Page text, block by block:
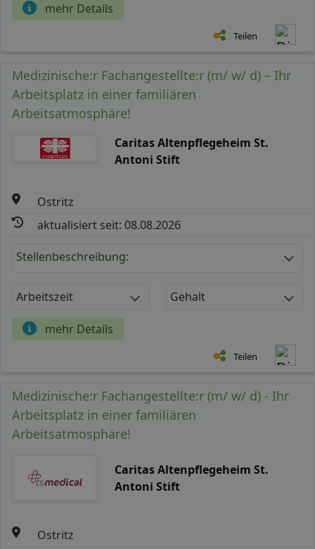
mehr Details
Teilen
Medizinische:r Fachangestellte:r (m/ w/ d) – Ihr
Arbeitsplatz in einer familiären
Arbeitsatmosphäre!
Caritas Altenpflegeheim St.
Antoni Stift
Ostritz
aktualisiert seit: 08.08.2026
Stellenbeschreibung:
Arbeitszeit Gehalt
mehr Details
Teilen
Medizinische:r Fachangestellte:r (m/ w/ d) - Ihr
Arbeitsplatz in einer familiären
Arbeitsatmosphäre!
Caritas Altenpflegeheim St.
Antoni Stift
Ostritz